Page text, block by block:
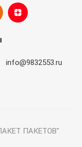
info@9832553.ru
ПАКЕТОВ"